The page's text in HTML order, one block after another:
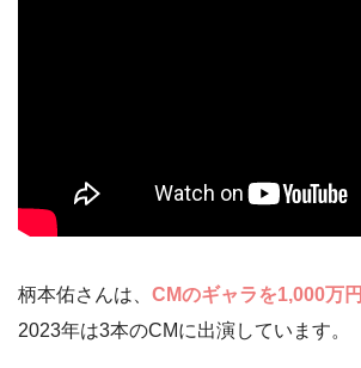
柄本佑さんは、 CMのギャラを1,000万円
2023年は3本のCMに出演しています。